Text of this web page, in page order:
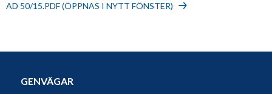
AD 50/15.PDF (ÖPPNAS I NYTT FÖNSTER)
GENVÄGAR